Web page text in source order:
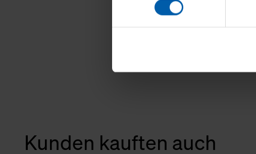
personenbezogene Informationen.
Klicken Sie auf "Alle erlauben",
verwenden dürfen. Über die
grundsätzlich freiwillig, für die
widerrufen. Der Widerruf der
Kunden kauften auch